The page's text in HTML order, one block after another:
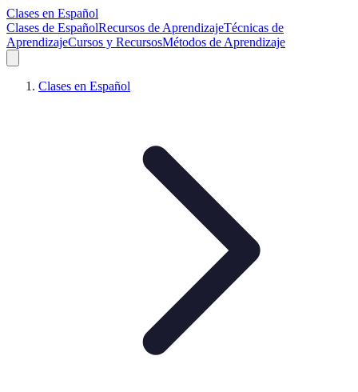
Clases en Español
Clases de EspañolRecursos de AprendizajeTécnicas de
AprendizajeCursos y RecursosMétodos de Aprendizaje
Clases en Español